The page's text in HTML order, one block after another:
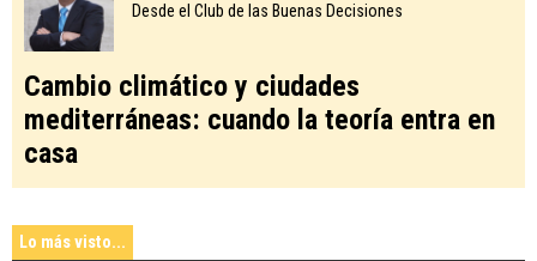
Desde el Club de las Buenas Decisiones
Cambio climático y ciudades
mediterráneas: cuando la teoría entra en
casa
Lo más visto...